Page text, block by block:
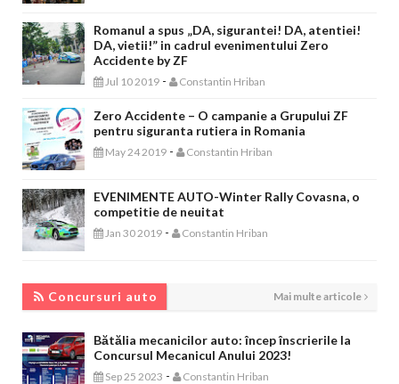
Romanul a spus „DA, sigurantei! DA, atentiei!
DA, vietii!” in cadrul evenimentului Zero
Accidente by ZF
Jul 10 2019 - Constantin Hriban
Zero Accidente – O campanie a Grupului ZF
pentru siguranta rutiera in Romania
May 24 2019 - Constantin Hriban
EVENIMENTE AUTO-Winter Rally Covasna, o
competitie de neuitat
Jan 30 2019 - Constantin Hriban
Concursuri auto Mai multe articole
Bătălia mecanicilor auto: încep înscrierile la
Concursul Mecanicul Anului 2023!
Sep 25 2023 - Constantin Hriban